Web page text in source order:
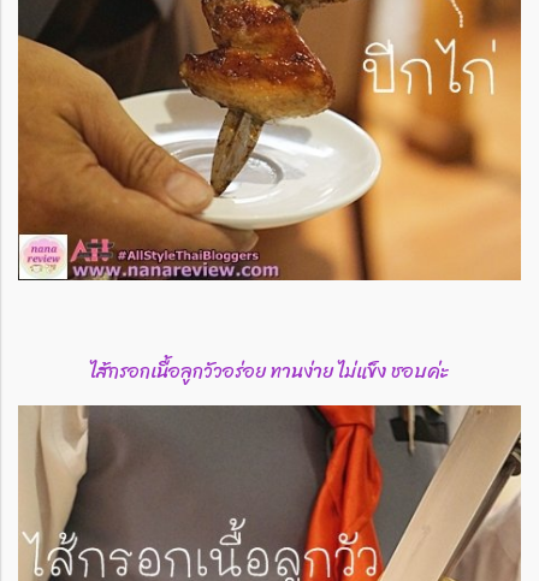
ไส้กรอกเนื้อลูกวัวอร่อย ทานง่าย ไม่แข็ง ชอบค่ะ